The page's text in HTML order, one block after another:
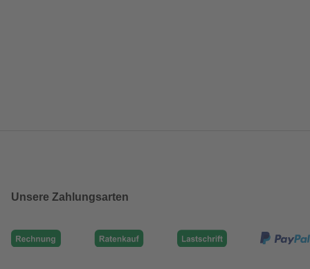
Unsere Zahlungsarten